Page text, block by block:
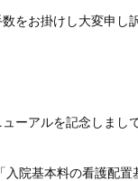
数をお掛けし大変申し
ューアルを記念しまし
「入院基本料の看護配置